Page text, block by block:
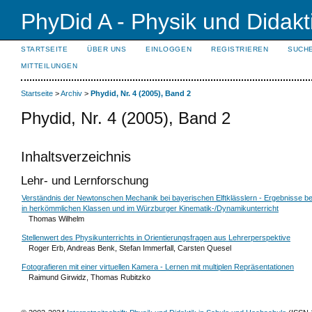
PhyDid A - Physik und
STARTSEITE ÜBER UNS EINLOGGEN REGISTRIEREN
MITTEILUNGEN
Startseite >Archiv > Phydid, Nr. 4 (2005), Band 2
Phydid, Nr. 4 (2005), Band 2
Inhaltsverzeichnis
Lehr- und Lernforschung
Verständnis der Newtonschen Mechanik bei bayerischen Elftklässlern - Ergebnisse
in herkömmlichen Klassen und im Würzburger Kinematik-/Dynamikunterricht
Thomas Wilhelm
Stellenwert des Physikunterrichts in Orientierungsfragen aus Lehrerperspektive
Roger Erb, Andreas Benk, Stefan Immerfall, Carsten Quesel
Fotografieren mit einer virtuellen Kamera - Lernen mit multiplen Repräsentationen
Raimund Girwidz, Thomas Rubitzko